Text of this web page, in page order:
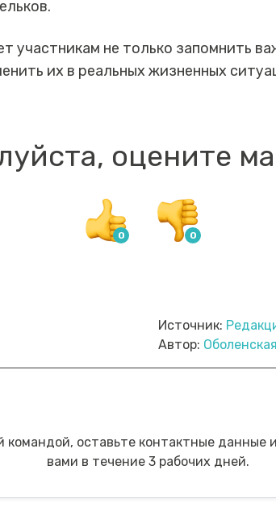
участникам не только запомнить
их в реальных жизненных
оцените
Источник:
Автор:
командой, оставьте контактные данные
вами в течение 3 рабочих дней.